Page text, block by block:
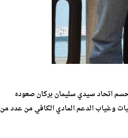
اتحاد سيدي سليمان بركان صعوده
وغياب الدعم المادي الكافي من عدد من